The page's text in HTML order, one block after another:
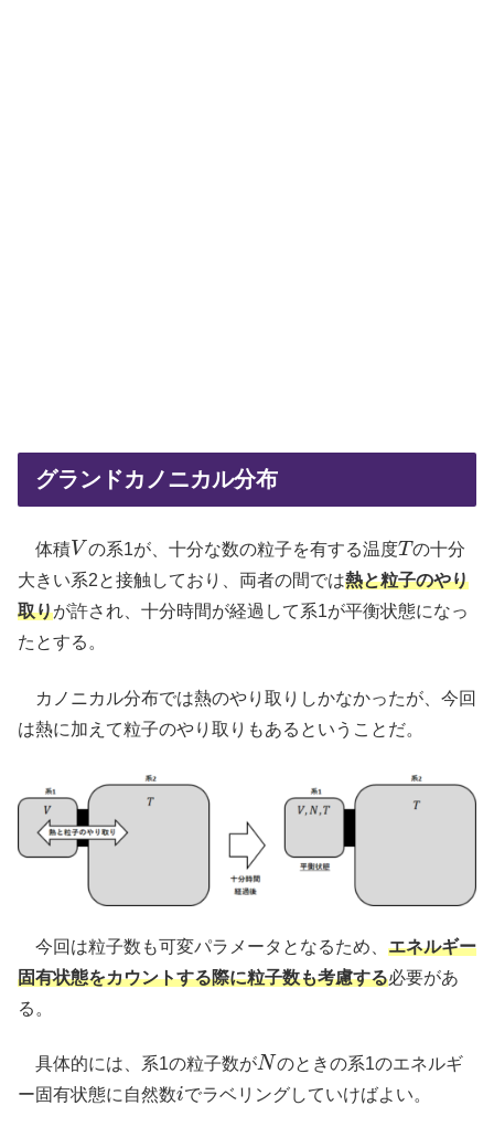
グランドカノニカル分布
体積V
V の系1が、十分な数の粒子を有する温度T
T の十分
大きい系2と接触しており、両者の間では熱と粒子のやり
取りが許され、十分時間が経過して系1が平衡状態になっ
たとする。
カノニカル分布では熱のやり取りしかなかったが、今回
は熱に加えて粒子のやり取りもあるということだ。
今回は粒子数も可変パラメータとなるため、 エネルギー
固有状態をカウントする際に粒子数も考慮する必要があ
る。
具体的には、系1の粒子数がN
N のときの系1のエネルギ
ー固有状態に自然数i
i でラベリングしていけばよい。